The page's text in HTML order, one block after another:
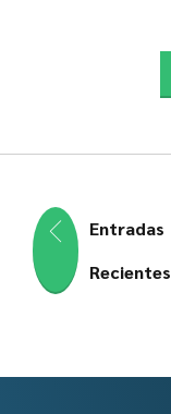
Entradas
Recientes